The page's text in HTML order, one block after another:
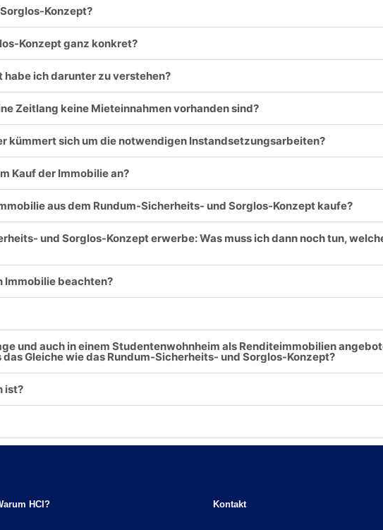
Konzept?
Konzept ganz konkret?
habe ich darunter zu verstehen?
Zeitlang keine Mieteinnahmen vorhanden sind?
kümmert sich um die notwendigen Instandsetzungsarbeiten?
Kauf der Immobilie an?
aus dem Rundum-Sicherheits- und Sorglos-Konzept kaufe?
und Sorglos-Konzept erwerbe: Was muss ich dann noch tun,
Immobilie beachten?
und auch in einem Studentenwohnheim als Renditeimmobilien
Gleiche wie das Rundum-Sicherheits- und Sorglos-Konzept?
ist?
HCI? Kontakt